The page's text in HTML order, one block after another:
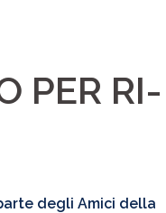
PER RI-
degli Amici della